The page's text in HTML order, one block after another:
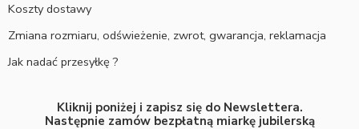
Koszty dostawy
Zmiana rozmiaru, odświeżenie, zwrot, gwarancja, reklamacja
Jak nadać przesyłkę ?
Kliknij poniżej i zapisz się do Newslettera.
Następnie zamów bezpłatną miarkę jubilerską